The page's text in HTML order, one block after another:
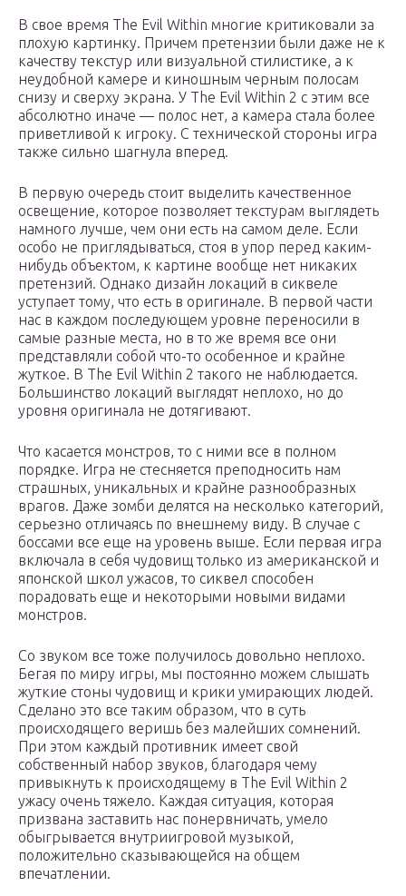
В свое время The Evil Within многие критиковали за
плохую картинку. Причем претензии были даже не к
качеству текстур или визуальной стилистике, а к
неудобной камере и киношным черным полосам
снизу и сверху экрана. У The Evil Within 2 с этим все
абсолютно иначе — полос нет, а камера стала более
приветливой к игроку. С технической стороны игра
также сильно шагнула вперед.
В первую очередь стоит выделить качественное
освещение, которое позволяет текстурам выглядеть
намного лучше, чем они есть на самом деле. Если
особо не приглядываться, стоя в упор перед каким-
нибудь объектом, к картине вообще нет никаких
претензий. Однако дизайн локаций в сиквеле
уступает тому, что есть в оригинале. В первой части
нас в каждом последующем уровне переносили в
самые разные места, но в то же время все они
представляли собой что-то особенное и крайне
жуткое. В The Evil Within 2 такого не наблюдается.
Большинство локаций выглядят неплохо, но до
уровня оригинала не дотягивают.
Что касается монстров, то с ними все в полном
порядке. Игра не стесняется преподносить нам
страшных, уникальных и крайне разнообразных
врагов. Даже зомби делятся на несколько категорий,
серьезно отличаясь по внешнему виду. В случае с
боссами все еще на уровень выше. Если первая игра
включала в себя чудовищ только из американской и
японской школ ужасов, то сиквел способен
порадовать еще и некоторыми новыми видами
монстров.
Со звуком все тоже получилось довольно неплохо.
Бегая по миру игры, мы постоянно можем слышать
жуткие стоны чудовищ и крики умирающих людей.
Сделано это все таким образом, что в суть
происходящего веришь без малейших сомнений.
При этом каждый противник имеет свой
собственный набор звуков, благодаря чему
привыкнуть к происходящему в The Evil Within 2
ужасу очень тяжело. Каждая ситуация, которая
призвана заставить нас понервничать, умело
обыгрывается внутриигровой музыкой,
положительно сказывающейся на общем
впечатлении.